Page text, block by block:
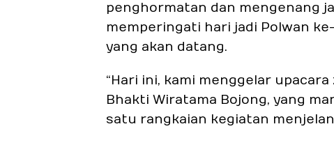
penghormatan dan mengenang
memperingati hari jadi Polwan
yang akan datang.
“Hari ini, kami menggelar
Bhakti Wiratama Bojong, yang
satu rangkaian kegiatan